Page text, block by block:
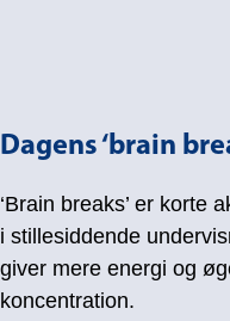
Dagens ‘brain
‘Brain breaks’ er korte
i stillesiddende
giver mere energi og
koncentration.